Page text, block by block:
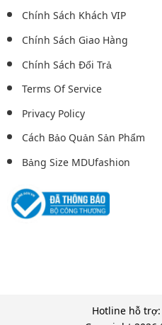
Chính Sách Khách VIP
Chính Sách Giao Hàng
Chính Sách Đổi Trả
Terms Of Service
Privacy Policy
Cách Bảo Quản Sản Phẩm
Bảng Size MDUfashion
Hotline hỗ trợ: